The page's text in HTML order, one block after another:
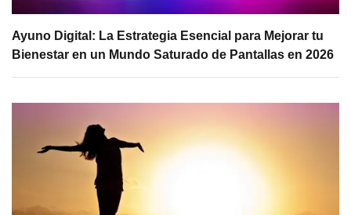
Ayuno Digital: La Estrategia Esencial para Mejorar tu
Bienestar en un Mundo Saturado de Pantallas en 2026